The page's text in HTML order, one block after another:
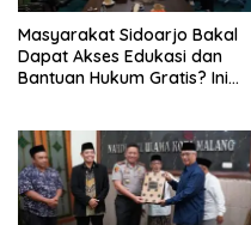
Masyarakat Sidoarjo Bakal
Dapat Akses Edukasi dan
Bantuan Hukum Gratis? Ini